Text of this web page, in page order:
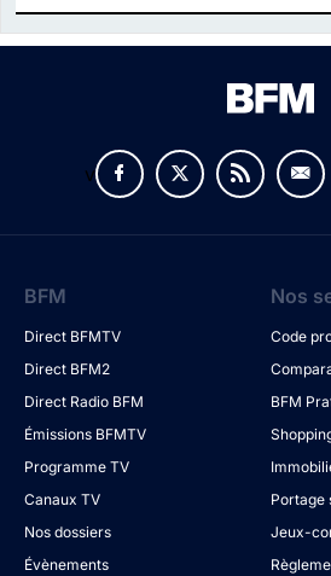
v
BFM
Direct BFMTV
Direct BFM2
Direct Radio BFM
Émissions BFMTV
Programme TV
Canaux TV
Nos dossiers
Évènements
Nos
Code
BFM
Portage
Jeux-